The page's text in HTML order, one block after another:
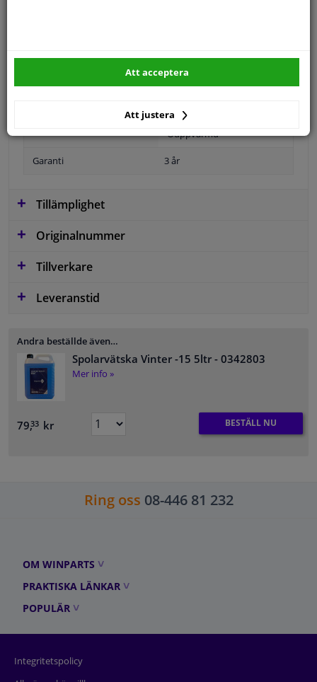
Vänster, förarens sida
Ouppvärmd
Garanti 3 år
Tillämplighet
Originalnummer
Tillverkare
Leveranstid
Andra beställde även…
Spolarvätska Vinter -15 5ltr - 0342803
Mer info »
79,33 kr BESTÄLL NU
Ring oss 08-446 81 232
OM WINPARTS
PRAKTISKA LÄNKAR
POPULÄR
Integritetspolicy
Att justera
Att acceptera